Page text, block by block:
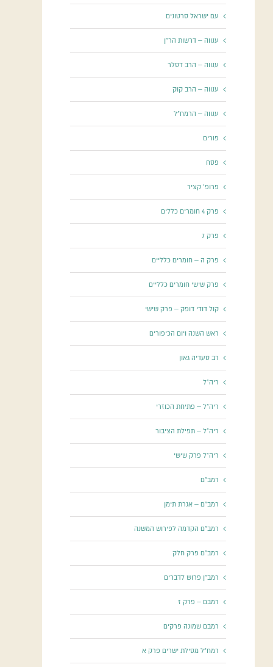
עם ישראל סרטונים
ענווה – דרשות הר"ן
ענווה – הרב דסלר
ענווה – הרב קוק
ענווה – הרמח"ל
פורים
פסח
פרופ' קציר
פרק 4 חומרים כללים
פרק 7
פרק ה – חומרים כלליים
פרק שישי חומרים כלליים
קול דודי דופק – פרק שישי
ראש השנה ויום הכיפורים
רב סעדיה גאון
ריה"ל
ריה"ל – פתיחת הכוזרי
ריה"ל – תפילת הציבור
ריה"ל פרק שישי
רמב"ם
רמב"ם – אגרת תימן
רמב"ם הקדמה לפירוש המשנה
רמב"ם פרק חלק
רמב"ן פרוש לדברים
רמבם – פרק ז
רמבם שמונה פרקים
רמח"ל מסילת ישרים פרק א